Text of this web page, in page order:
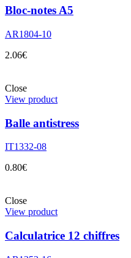
Bloc-notes A5
AR1804-10
2.06€
Close
View product
Balle antistress
IT1332-08
0.80€
Close
View product
Calculatrice 12 chiffres